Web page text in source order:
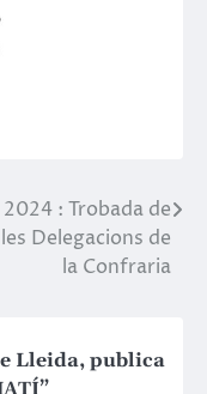
2024 : Trobada de
les Delegacions de
la Confraria
Lleida, publica